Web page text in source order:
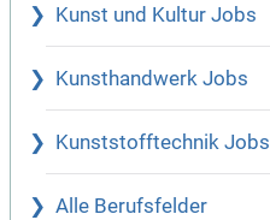
Kunst und Kultur Jobs
Kunsthandwerk Jobs
Kunststofftechnik Jobs
Alle Berufsfelder